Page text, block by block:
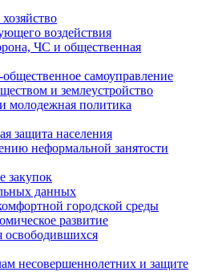
воздействия
ЧС и общественная
самоуправление
и землеустройство
молодежная политика
защита населения
неформальной занятости
закупок
данных
городской среды
развитие
несовершеннолетних и защите